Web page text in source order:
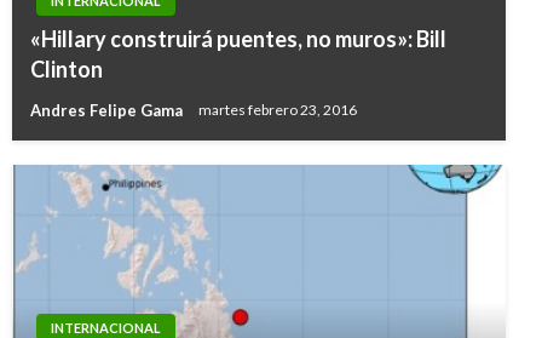
«Hillary construirá puentes, no muros»: Bill
Clinton
Andres Felipe Gama martes febrero 23, 2016
INTERNACIONAL